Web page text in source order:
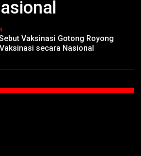
Vaksinasi Gotong Royong
secara Nasional